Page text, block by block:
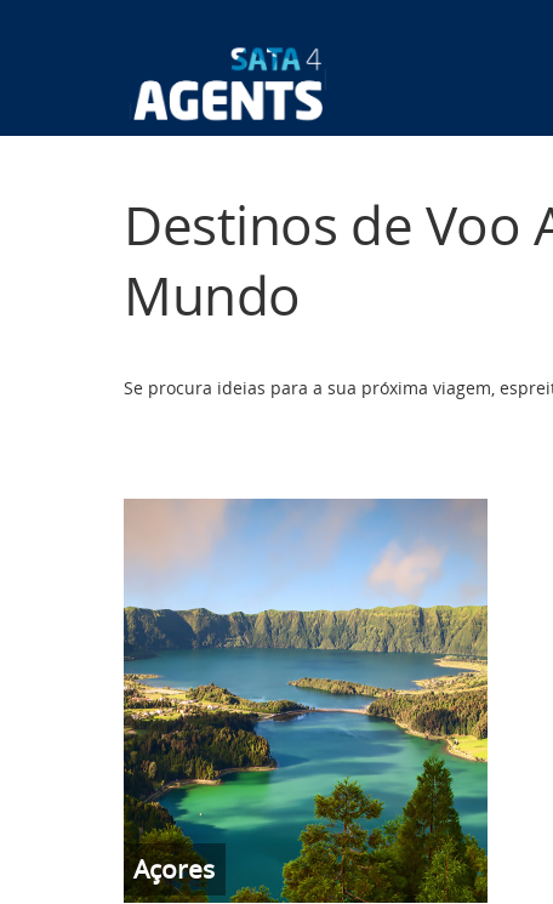
principal
Destinos de Voo
Mundo
Se procura ideias para a sua próxima viagem,
Açores